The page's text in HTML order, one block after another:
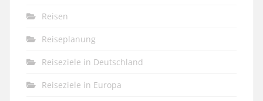
Reisen
Reiseplanung
Reiseziele in Deutschland
Reiseziele in Europa